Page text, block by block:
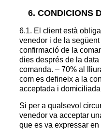
6. CONDICIONS
6.1. El client està
venedor i de la
confirmació de la
dies després de la data
comanda. – 70% al
com es defineix a la
acceptada i domiciliada
Si per a qualsevol
venedor va acceptar
que es va expressar en